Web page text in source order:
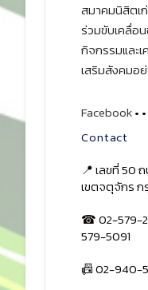
สมาคมนิสิตเ
ร่วมขับเคลื่อ
กิจกรรมและ
เสริมสังคมอ
Facebook• •
Contact
📍 เลขที่ 50
เขตจตุจักร ก
☎ 02-579-
579-5091
📠 02-940-